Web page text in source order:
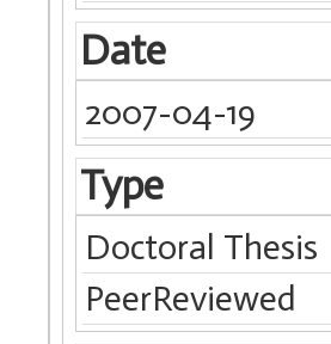
Date
2007-04-19
Type
Doctoral Thesis
PeerReviewed